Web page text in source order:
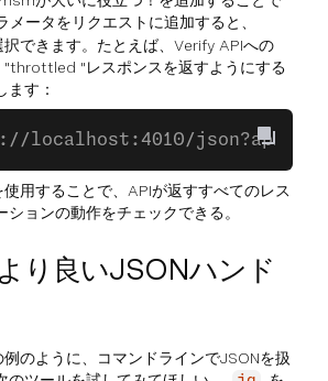
メータをリクエストに追加すると、
できます。たとえば、Verify APIへの
"throttled "レスポンスを返すようにする
ます：
用することで、APIが返すすべてのレス
ションの動作をチェックできる。
り良いJSONハンド
のように、コマンドラインでJSONを扱